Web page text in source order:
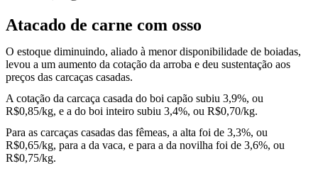
Atacado de carne com osso
O estoque diminuindo, aliado à menor disponibilidade de boiadas,
levou a um aumento da cotação da arroba e deu sustentação aos
preços das carcaças casadas.
A cotação da carcaça casada do boi capão subiu 3,9%, ou
R$0,85/kg, e a do boi inteiro subiu 3,4%, ou R$0,70/kg.
Para as carcaças casadas das fêmeas, a alta foi de 3,3%, ou
R$0,65/kg, para a da vaca, e para a da novilha foi de 3,6%, ou
R$0,75/kg.